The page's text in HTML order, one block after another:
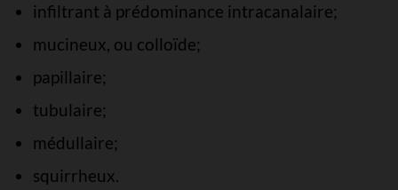
infiltrant à prédominance intracanalaire;
mucineux, ou colloïde;
papillaire;
tubulaire;
médullaire;
squirrheux.